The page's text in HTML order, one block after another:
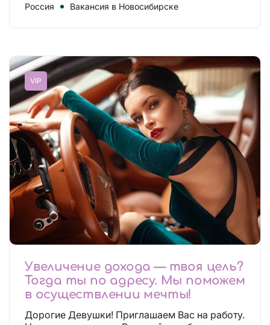
Россия Вакансия в Новосибирске
VIP
Увеличение дохода — твоя цель?
Тогда ты по адресу. Мы поможем
в осуществлении мечты!
Дорогие Девушки! Приглашаем Вас на работу.